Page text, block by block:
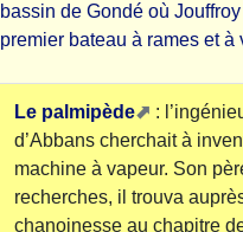
bassin de Gondé où
premier bateau à rames et à
Le palmipède
:
d’Abbans cherchait à
machine à vapeur. Son
recherches, il trouva
chanoinesse au chapitre